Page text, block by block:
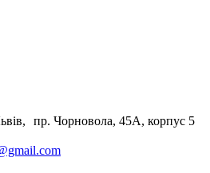
пр. Чорновола, 45А, корпус 5